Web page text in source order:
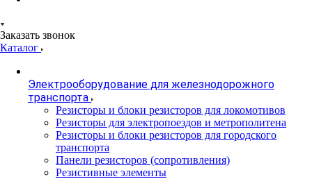
Заказать звонок
Каталог
Электрооборудование для железнодорожного
транспорта
Резисторы и блоки резисторов для локомотивов
Резисторы для электропоездов и метрополитена
Резисторы и блоки резисторов для городского
транспорта
Панели резисторов (сопротивления)
Резистивные элементы